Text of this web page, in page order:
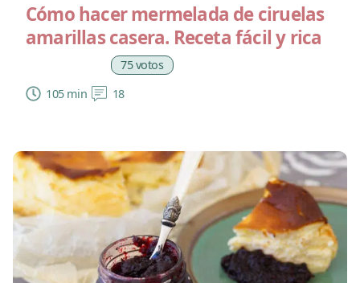
Cómo hacer mermelada de ciruelas
amarillas casera. Receta fácil y rica
75 votos
105 min
18